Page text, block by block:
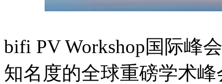
bifi PV Workshop国际峰
知名度的全球重磅学术